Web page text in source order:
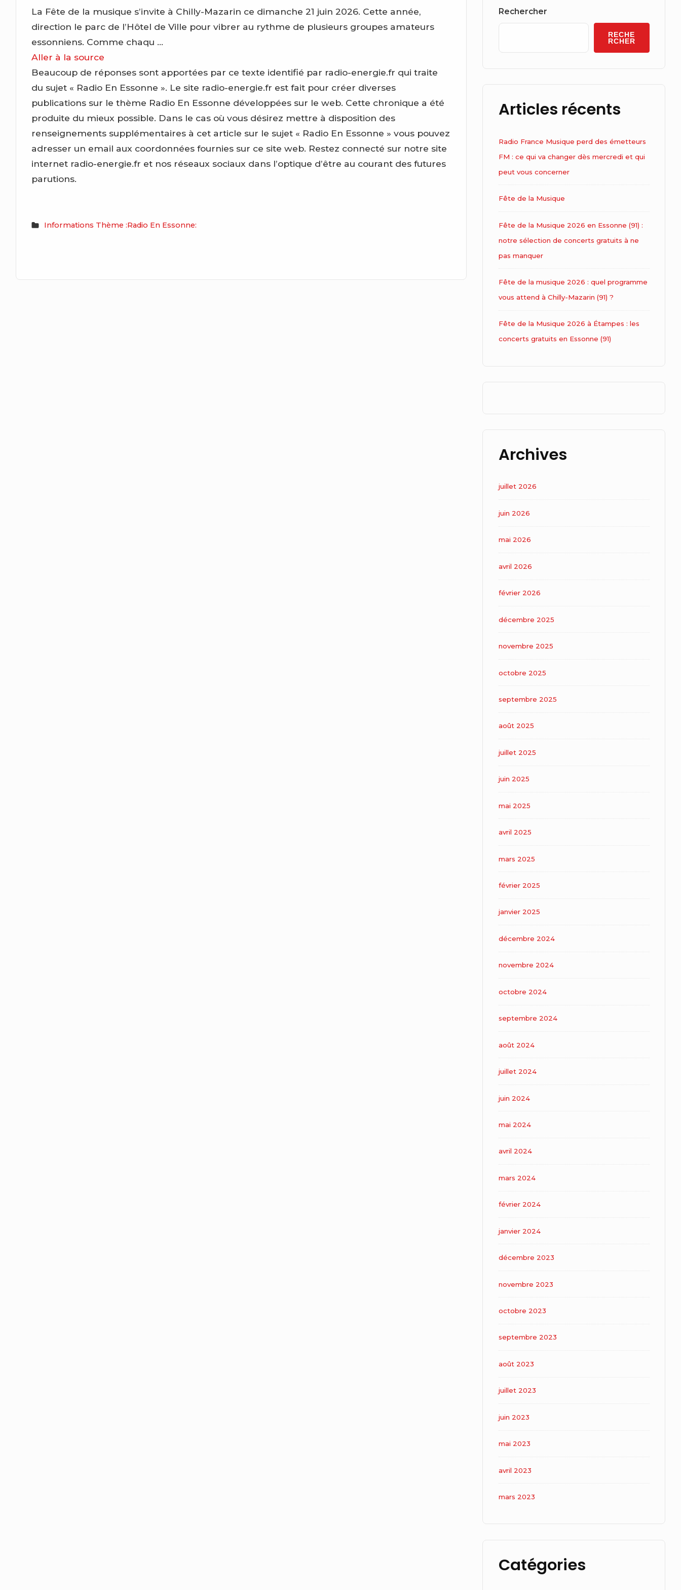
La Fête de la musique s’invite à Chilly-Mazarin ce dimanche 21 juin 2026. Cette année,
direction le parc de l’Hôtel de Ville pour vibrer au rythme de plusieurs groupes amateurs
essonniens. Comme chaqu …
Aller à la source
Beaucoup de réponses sont apportées par ce texte identifié par radio-energie.fr qui traite
du sujet « Radio En Essonne ». Le site radio-energie.fr est fait pour créer diverses
publications sur le thème Radio En Essonne développées sur le web. Cette chronique a été
produite du mieux possible. Dans le cas où vous désirez mettre à disposition des
renseignements supplémentaires à cet article sur le sujet « Radio En Essonne » vous pouvez
adresser un email aux coordonnées fournies sur ce site web. Restez connecté sur notre site
internet radio-energie.fr et nos réseaux sociaux dans l’optique d’être au courant des futures
parutions.
Informations Thème :Radio En Essonne:
Widget
Rechercher
RECHE
RCHER
Articles récents
Radio France Musique perd des émetteurs
FM : ce qui va changer dès mercredi et qui
peut vous concerner
Fête de la Musique
Fête de la Musique 2026 en Essonne (91) :
notre sélection de concerts gratuits à ne
pas manquer
Fête de la musique 2026 : quel programme
vous attend à Chilly-Mazarin (91) ?
Fête de la Musique 2026 à Étampes : les
concerts gratuits en Essonne (91)
Archives
juillet 2026
juin 2026
mai 2026
avril 2026
février 2026
décembre 2025
novembre 2025
octobre 2025
septembre 2025
août 2025
juillet 2025
juin 2025
mai 2025
avril 2025
mars 2025
février 2025
janvier 2025
décembre 2024
novembre 2024
octobre 2024
septembre 2024
août 2024
juillet 2024
juin 2024
mai 2024
avril 2024
mars 2024
février 2024
janvier 2024
décembre 2023
novembre 2023
octobre 2023
septembre 2023
août 2023
juillet 2023
juin 2023
mai 2023
avril 2023
mars 2023
Catégories